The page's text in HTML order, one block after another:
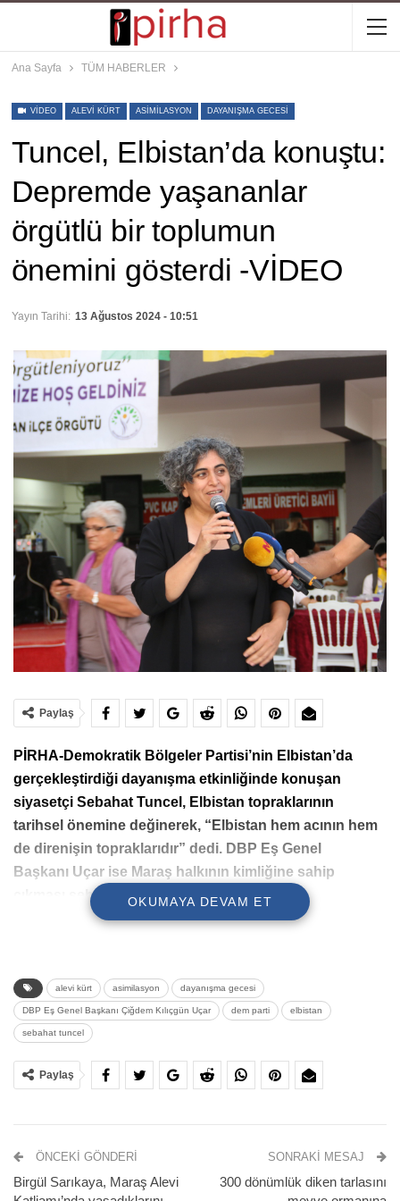
Ana Sayfa TÜM HABERLER
VIDEO ALEVI KÜRT ASIMILASYON DAYANIŞMA GECESI
Tuncel, Elbistan’da konuştu:
Depremde yaşananlar
örgütlü bir toplumun
önemini gösterdi -VİDEO
Yayın Tarihi: 13 Ağustos 2024 - 10:51
Paylaş
PİRHA-Demokratik Bölgeler Partisi’nin Elbistan’da
gerçekleştirdiği dayanışma etkinliğinde konuşan
siyasetçi Sebahat Tuncel, Elbistan topraklarının
tarihsel önemine değinerek, “Elbistan hem acının hem
de direnişin topraklarıdır” dedi. DBP Eş Genel
Başkanı Uçar ise Maraş halkının kimliğine sahip
çıkması sebebiyle bedeller ödemek zorunda
bırakıldığını ifade etti.
Demokratik Bölgeler Partisi (DBP), Eş Genel Başkanı
Çiğdem Kılıçgün Uçarve siyasetçi Sebahat Tuncel’in
OKUMAYA DEVAM ET
alevi kürt asimilasyon dayanışma gecesi
DBP Eş Genel Başkanı Çiğdem Kılıçgün Uçar dem parti elbistan
sebahat tuncel
Paylaş
ÖNCEKI GÖNDERI
Birgül Sarıkaya, Maraş Alevi
SONRAKI MESAJ
300 dönümlük diken tarlasını